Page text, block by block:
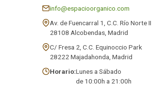
info@espacioorganico.com
Av. de Fuencarral 1, C.C. Río Norte II
28108 Alcobendas, Madrid
C/ Fresa 2, C.C. Equinoccio Park
28222 Majadahonda, Madrid
Horario:Lunes a Sábado
de 10:00h a 21:00h